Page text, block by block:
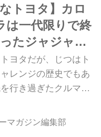
業種合同プロジェク
。トヨタのほか、松下
ック）、花王、アサ
本ツーリストの5社
にコクヨや江崎グリ
ットは当時の20～30
ュージェネ）で、こ
けた...
トヨタ】カロ
は一代限りで終
たジャジャ馬
8）
ヨタだが、じつはト
レンジの歴史でもあ
行き過ぎたクルマか
？ と首をかしげたく
トヨタのチャレンジ
みる。第8回はジャ
マガジン編集部